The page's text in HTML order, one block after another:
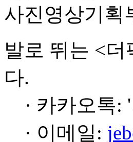
사진영상기획
발로 뛰는 <
다.
· 카카오톡:
· 이메일: